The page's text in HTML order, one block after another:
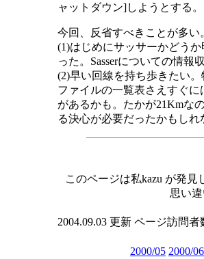
ャットダウン]しようとする。
今回、反省すべきことが多い
(1)はじめにサッサーかどう
った。Sasserについての情報
(2)早い回線を持ち歩きたい。
ファイルの一覧表さえすぐ
があるかも。たかが21Kmな
る決心が必要だったかもしれ
このページは私kazu が発見
思い
2004.09.03 更新 ページ訪問者
2000/05 2000/06